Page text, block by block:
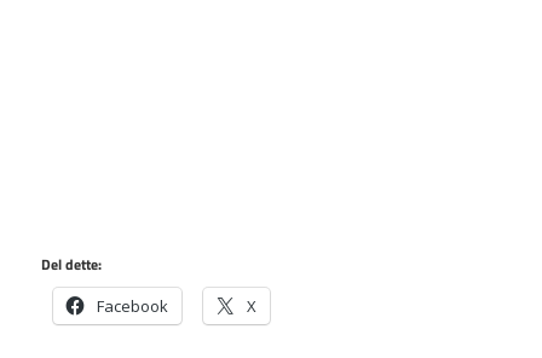
Del dette:
Facebook X